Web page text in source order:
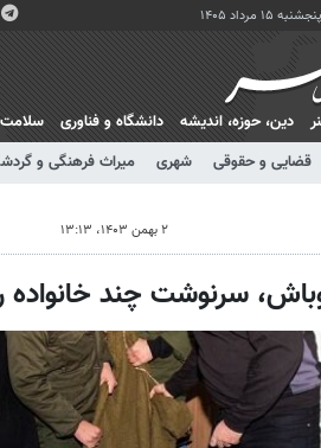
پنجشنبه ۱۵ مرداد ۱۴۰۵
دين، حوزه، انديشه دانشگاه و فناوری سلامت
قضایی و حقوقی شهری میراث فرهنگی و
۲ بهمن ۱۴۰۳، ۱۳:۱۳
سرنوشت چند خانواده